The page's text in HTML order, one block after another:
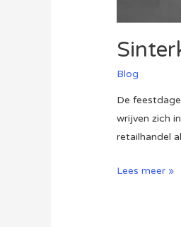
Blog
De
wrijven zich
retailhandel
Sinterklaas
Lees meer »